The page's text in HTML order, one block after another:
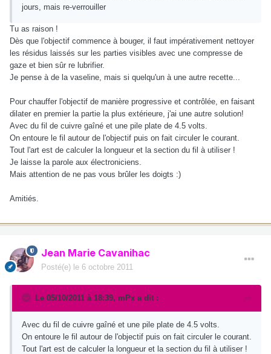
jours, mais re-verrouiller
Tu as raison !
Dès que l'objectif commence à bouger, il faut impérativement nettoyer
les résidus laissés sur les parties visibles avec une compresse de
gaze et bien sûr re lubrifier.
Je pense à de la vaseline, mais si quelqu'un à une autre recette...
Pour chauffer l'objectif de manière progressive et contrôlée, en faisant
dilater en premier la partie la plus extérieure, j'ai une autre solution!
Avec du fil de cuivre gaîné et une pile plate de 4.5 volts.
On entoure le fil autour de l'objectif puis on fait circuler le courant.
Tout l'art est de calculer la longueur et la section du fil à utiliser !
Je laisse la parole aux électroniciens.
Mais attention de ne pas vous brûler les doigts :)
Amitiés.
Jean Marie Cavanihac
Posté(e) le 6 octobre 2011
Le 05/10/2011 à 18:39, mPx a dit :
Avec du fil de cuivre gaîné et une pile plate de 4.5 volts.
On entoure le fil autour de l'objectif puis on fait circuler le courant.
Tout l'art est de calculer la longueur et la section du fil à utiliser !